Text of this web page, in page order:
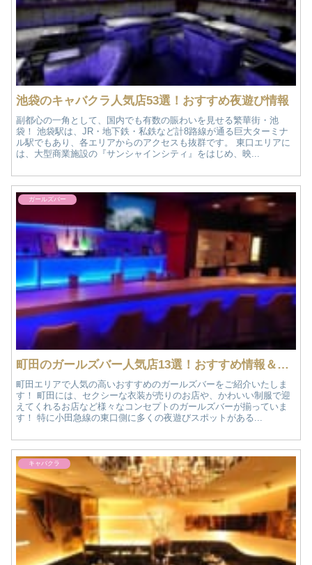
池袋のキャバクラ人気店53選！おすすめ夜遊び情報
副都心の一角として、国内でも有数の賑わいを見せる繁華街・池
袋！ 池袋駅は、JR・地下鉄・私鉄など計8路線が通る巨大ターミナ
ル駅でもあり、各エリアからのアクセスも抜群です。 東口エリアに
は、大型商業施設の『サンシャインシティ』をはじめ、映...
ガールズバー
町田のガールズバー人気店13選！おすすめ情報＆体入求人情報
町田エリアで人気の高いおすすめのガールズバーをご紹介いたしま
す！ 町田には、セクシーな衣装が売りのお店や、かわいい制服で迎
えてくれるお店など様々なコンセプトのガールズバーが揃っていま
す！ 特に小田急線の東口側に多くの夜遊びスポットがある...
キャバクラ